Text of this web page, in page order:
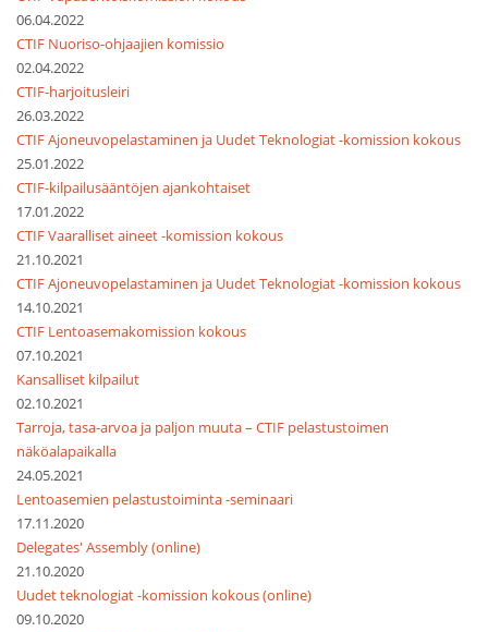
06.04.2022
CTIF Nuoriso-ohjaajien komissio
02.04.2022
CTIF-harjoitusleiri
26.03.2022
CTIF Ajoneuvopelastaminen ja Uudet Teknologiat -komission kokous
25.01.2022
CTIF-kilpailusääntöjen ajankohtaiset
17.01.2022
CTIF Vaaralliset aineet -komission kokous
21.10.2021
CTIF Ajoneuvopelastaminen ja Uudet Teknologiat -komission kokous
14.10.2021
CTIF Lentoasemakomission kokous
07.10.2021
Kansalliset kilpailut
02.10.2021
Tarroja, tasa-arvoa ja paljon muuta – CTIF pelastustoimen
näköalapaikalla
24.05.2021
Lentoasemien pelastustoiminta -seminaari
17.11.2020
Delegates' Assembly (online)
21.10.2020
Uudet teknologiat -komission kokous (online)
09.10.2020